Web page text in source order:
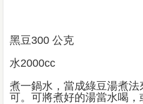
黑豆300 公克
水2000cc
煮一鍋水，當成綠豆湯煮
可。可將煮好的湯當水喝，